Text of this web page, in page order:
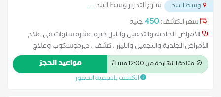
وسط البلد شارع التحرير وسط البلد...
سعر الكشف:450جنيه
الأمراض الجلديه والتجميل والليزر خبره عشره سنوات في علاج
الأمراض الجلدية والتجميل والليزر ، كشف ، ديرموسكوب وعلاج
تساقط الشعر و حب الشباب و تجميل الوجه بدون جراحه ، حقن
بوتكس ، فيلر و علاج الابتسامه اللثويه و تجميل الانف بدون جراحه -
Dermatologist, Cosmetologist, and Laser Specialist - Ten years of
متاحة النهاردة من 12:00 مساءً مواعيد الحجز
الكشف باسبقية الحضور